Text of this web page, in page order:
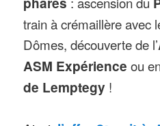
train à crémaillère avec
Dômes, découverte de l’
ASM Expérience ou
de Lemptegy !